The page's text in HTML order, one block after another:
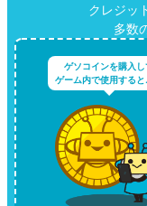
クレジッ
多数
ゲソコインを購入し
ゲーム内で使用する